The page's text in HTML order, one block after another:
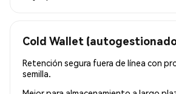
Cold Wallet
Retención segura fuera de línea con
semilla.